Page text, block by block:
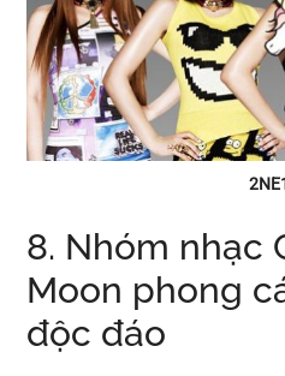
8. Nhóm nhạc
Moon phong
độc đáo